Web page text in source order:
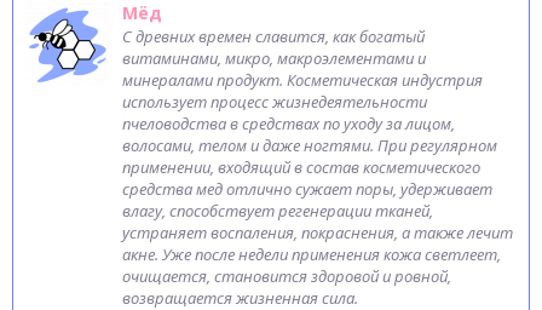
Мёд
С древних времен славится, как богатый
витаминами, микро, макроэлементами и
минералами продукт. Косметическая индустрия
использует процесс жизнедеятельности
пчеловодства в средствах по уходу за лицом,
волосами, телом и даже ногтями. При регулярном
применении, входящий в состав косметического
средства мед отлично сужает поры, удерживает
влагу, способствует регенерации тканей,
устраняет воспаления, покраснения, а также лечит
акне. Уже после недели применения кожа светлеет,
очищается, становится здоровой и ровной,
возвращается жизненная сила.